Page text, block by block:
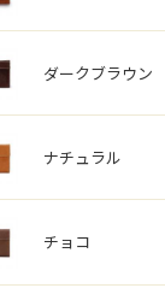
ダークブラウン
ナチュラル
チョコ